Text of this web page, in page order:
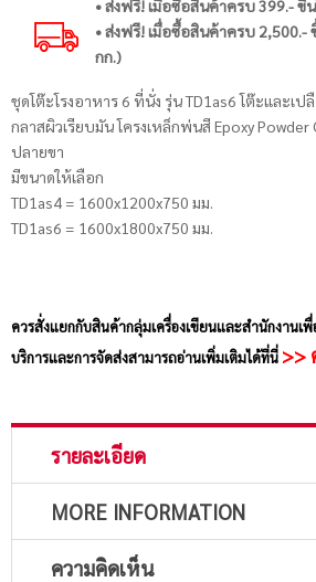
• ส่งฟรี! เมื่อซื้อสินค้าครบ 399.- ขึ้
• ส่งฟรี! เมื่อซื้อสินค้าครบ 2,500.-
กก.)
ชุดโต๊ะโรงอาหาร 6 ที่นั่ง รุ่น TD1as6 โต๊ะและเ
กลาสผิวเรียบมัน โครงเหล็กพ่นสี Epoxy
ปลายขา
มีขนาดให้เลือก
TD1as4 = 1600x1200x750 มม.
TD1as6 = 1600x1800x750 มม.
ควรสั่งแยกกับสินค้ากลุ่มเครื่องเขียนและสำนักงานเพื่
บริการและการจัดส่งสามารถอ่านเพิ่มเติมได้ที่นี่ >>
รายละเอียด
MORE INFORMATION
ความคิดเห็น